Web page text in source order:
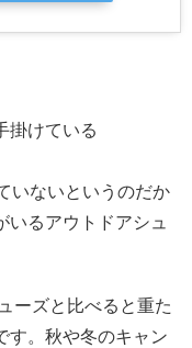
掛けている
いないというのだか
いるアウトドアシュ
ーズと比べると重た
す。秋や冬のキャン